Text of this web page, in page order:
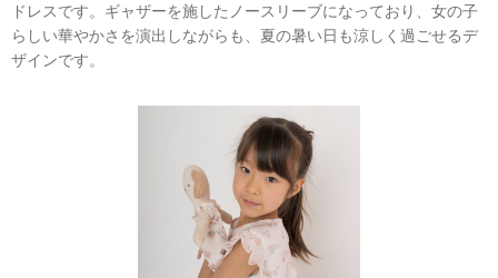
ドレスです。ギャザーを施したノースリーブになっており、女の子
らしい華やかさを演出しながらも、夏の暑い日も涼しく過ごせるデ
ザインです。